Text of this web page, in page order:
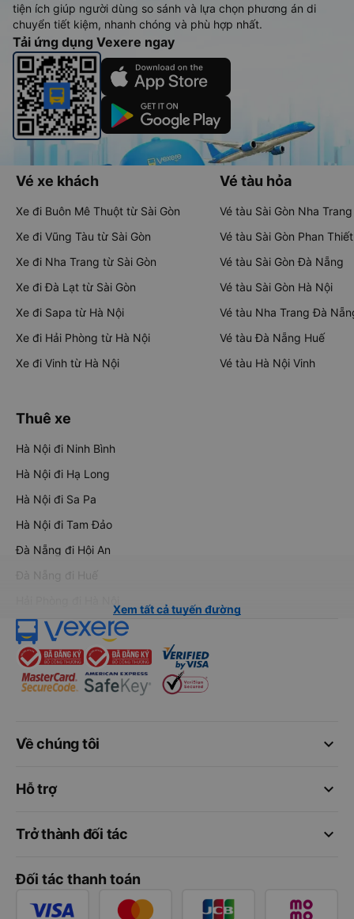
tiện ích giúp người dùng so sánh và lựa chọn phương án di
chuyển tiết kiệm, nhanh chóng và phù hợp nhất.
Tải ứng dụng Vexere ngay
Vé xe khách
Xe đi Buôn Mê Thuột từ Sài Gòn
Xe đi Vũng Tàu từ Sài Gòn
Xe đi Nha Trang từ Sài Gòn
Xe đi Đà Lạt từ Sài Gòn
Xe đi Sapa từ Hà Nội
Xe đi Hải Phòng từ Hà Nội
Xe đi Vinh từ Hà Nội
Vé tàu hỏa
Vé tàu Sài Gòn Nha Trang
Vé tàu Sài Gòn Phan Thiết
Vé tàu Sài Gòn Đà Nẵng
Vé tàu Sài Gòn Hà Nội
Vé tàu Nha Trang Đà
Vé tàu Đà Nẵng Huế
Vé tàu Hà Nội Vinh
Thuê xe
Hà Nội đi Ninh Bình
Hà Nội đi Hạ Long
Hà Nội đi Sa Pa
Hà Nội đi Tam Đảo
Đà Nẵng đi Hội An
Đà Nẵng đi Huế
Xem tất cả tuyến đường
keyboard_arrow_down
Về chúng tôi
keyboard_arrow_down
Hỗ trợ
keyboard_arrow_down
Trở thành đối tác
Đối tác thanh toán